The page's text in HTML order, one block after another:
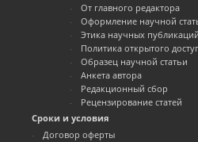
От главного редактора
Оформление научной
Этика научных публикаций
Политика открытого
Образец научной статьи
Анкета автора
Редакционный сбор
Рецензирование статей
Сроки и условия
Договор оферты